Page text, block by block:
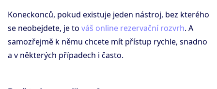
Koneckonců, pokud existuje jeden nástroj, bez kterého
se neobejdete, je to váš online rezervační rozvrh. A
samozřejmě k němu chcete mít přístup rychle, snadno
a v některých případech i často.